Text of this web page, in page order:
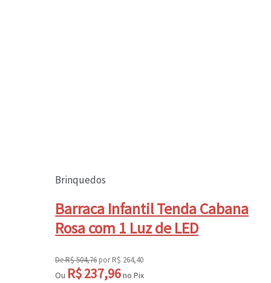
Brinquedos
Barraca Infantil Tenda Cabana
Rosa com 1 Luz de LED
DeR$504,76 porR$ 264,40
Ou R$237,96no Pix